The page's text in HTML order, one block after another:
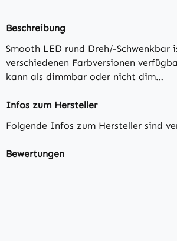
Beschreibung
Smooth LED rund Dreh/-Schwenkbar
verschiedenen Farbversionen
kann als dimmbar oder nicht dim…
Infos zum Hersteller
Folgende Infos zum Hersteller sind
Bewertungen